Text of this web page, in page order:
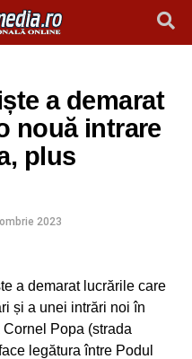
a demarat
nouă intrare
plus
2023
a demarat lucrările care
și a unei intrări noi în
Popa (strada
legătura între Podul